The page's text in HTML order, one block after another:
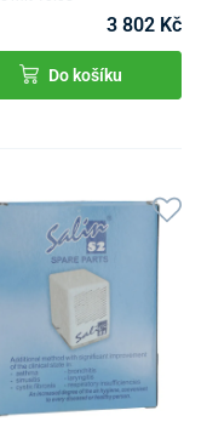
3 802 Kč
Do košíku